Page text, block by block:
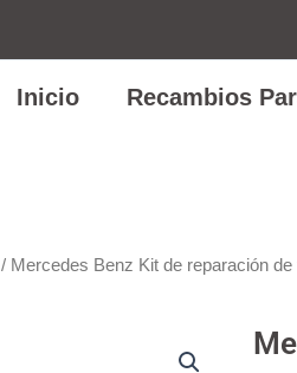
Inicio
Recambios
/ Mercedes Benz Kit de reparación de